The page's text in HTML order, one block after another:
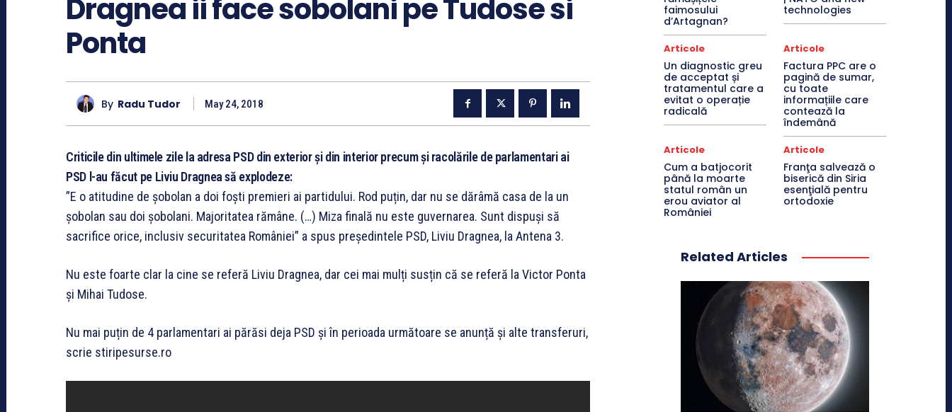
Dragnea ii face sobolani pe Tudose si
Ponta
By Radu Tudor May 24, 2018
Criticile din ultimele zile la adresa PSD din exterior și din interior precum și racolările de parlamentari ai
PSD l-au făcut pe Liviu Dragnea să explodeze:
”E o atitudine de șobolan a doi foști premieri ai partidului. Rod puțin, dar nu se dărâmă casa de la un
șobolan sau doi șobolani. Majoritatea rămâne. (…) Miza finală nu este guvernarea. Sunt dispuși să
sacrifice orice, inclusiv securitatea României” a spus președintele PSD, Liviu Dragnea, la Antena 3.
Nu este foarte clar la cine se referă Liviu Dragnea, dar cei mai mulți susțin că se referă la Victor Ponta
și Mihai Tudose.
Nu mai puțin de 4 parlamentari ai părăsi deja PSD și în perioada următoare se anunță și alte transferuri,
scrie stiripesurse.ro
faimosului
d’Artagnan?
technologies
Articole
Un diagnostic greu
de acceptat și
tratamentul care a
evitat o operație
radicală
Articole
Factura PPC are o
pagină de sumar,
cu toate
informațiile care
contează la
îndemână
Articole
Cum a batjocorit
până la moarte
statul român un
erou aviator al
României
Articole
Franţa salvează o
biserică din Siria
esenţială pentru
ortodoxie
Related Articles